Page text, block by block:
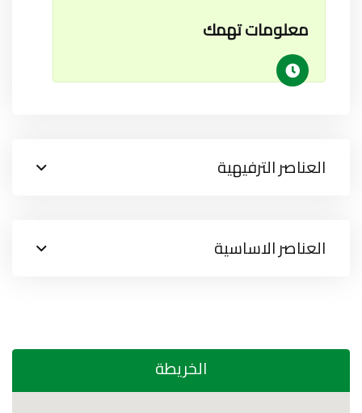
معلومات تهمك
العناصر الترفيهية
العناصر الاساسية
الخريطة